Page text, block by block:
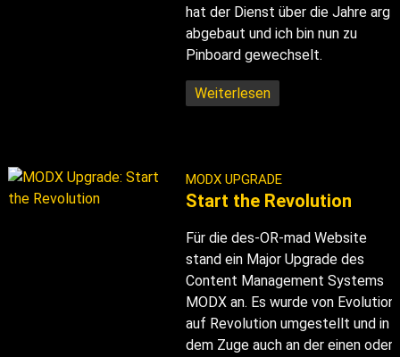
hat der Dienst über die Jahre arg
abgebaut und ich bin nun zu
Pinboard gewechselt.
Weiterlesen
MODX UPGRADE
Start the Revolution
Für die des-OR-mad Website
stand ein Major Upgrade des
Content Management Systems
MODX an. Es wurde von Evolution
auf Revolution umgestellt und in
dem Zuge auch an der einen oder